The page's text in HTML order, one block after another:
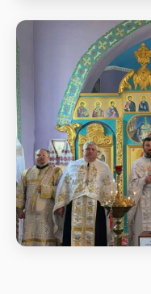
Божественна
храмового
Господнього
Божественна
Вознесіння